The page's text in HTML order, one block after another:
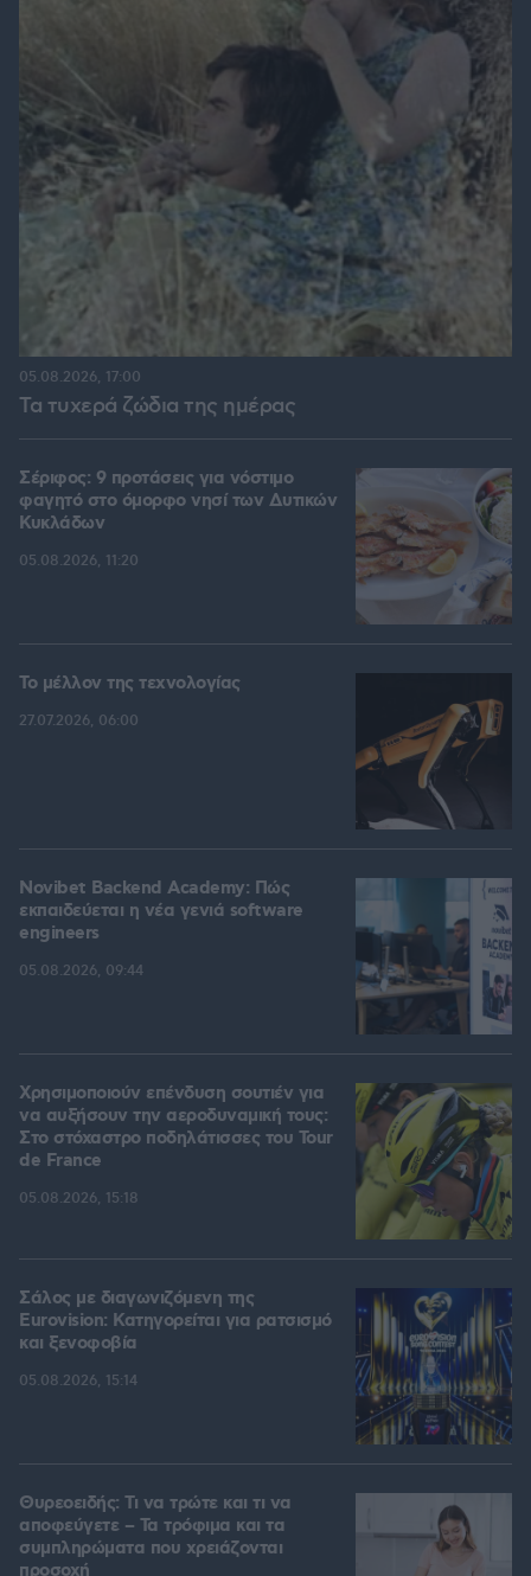
Τα τυχερά ζώδια της ημέρας
05.08.2026, 17:00
Σέριφος: 9 προτάσεις για νόστιμο
φαγητό στο όμορφο νησί των Δυτικών
Κυκλάδων
05.08.2026, 11:20
Το μέλλον της τεχνολογίας
27.07.2026, 06:00
Novibet Backend Academy: Πώς
εκπαιδεύεται η νέα γενιά software
engineers
05.08.2026, 09:44
Χρησιμοποιούν επένδυση σουτιέν για
να αυξήσουν την αεροδυναμική τους:
Στο στόχαστρο ποδηλάτισσες του Tour
de France
05.08.2026, 15:18
Σάλος με διαγωνιζόμενη της
Eurovision: Κατηγορείται για ρατσισμό
και ξενοφοβία
05.08.2026, 15:14
Θυρεοειδής: Τι να τρώτε και τι να
αποφεύγετε – Τα τρόφιμα και τα
συμπληρώματα που χρειάζονται